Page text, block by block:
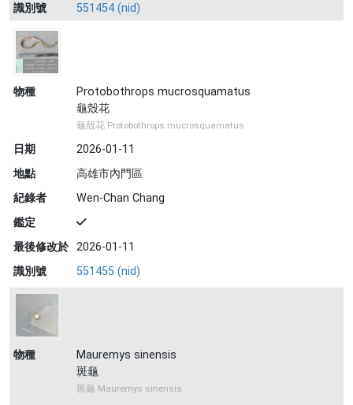
識別號
551454 (nid)
物種
Protobothrops mucrosquamatus
龜殼花
龜殼花 Protobothrops mucrosquamatus
日期
2026-01-11
地點
高雄市內門區
紀錄者
Wen-Chan Chang
鑑定
最後修改於 2026-01-11
識別號
551455 (nid)
物種
Mauremys sinensis
斑龜
斑龜 Mauremys sinensis